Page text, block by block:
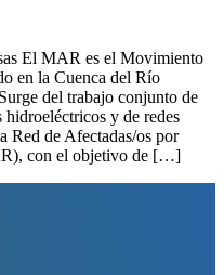
El MAR es el Movimiento
en la Cuenca del Río
del trabajo conjunto de
hidroeléctricos y de redes
Red de Afectadas/os por
con el objetivo de […]